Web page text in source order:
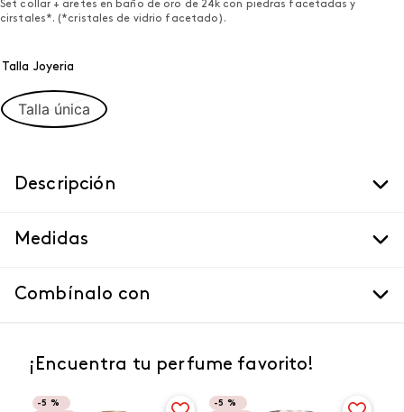
Set collar + aretes en baño de oro de 24k con piedras facetadas y
cirstales*. (*cristales de vidrio facetado).
Talla Joyeria
Talla única
Descripción
Medidas
Combínalo con
¡Encuentra tu perfume favorito!
-5 %
-5 %